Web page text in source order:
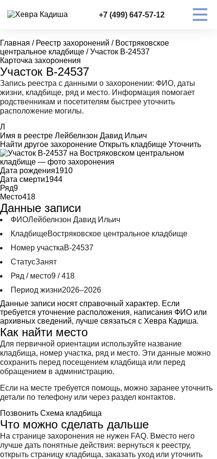
+7 (499) 647-57-12
Главная / Реестр захоронений / Востряковское
центральное кладбище / Участок В-24537
Карточка захоронения
Участок В-24537
Запись реестра с данными о захоронении: ФИО, даты
жизни, кладбище, ряд и место. Информация помогает
родственникам и посетителям быстрее уточнить
расположение могилы.
Л
Имя в реестре Лейбелнзон Давид Ильич
Найти другое захоронение Открыть кладбище Уточнить
Дата рождения1910
Дата смерти1944
Ряд9
Место418
Данные записи
ФИОЛейбелнзон Давид Ильич
КладбищеВостряковское центральное кладбище
Номер участкаВ-24537
СтатусЗанят
Ряд / место9 / 418
Период жизни2026–2026
Данные записи носят справочный характер. Если
требуется уточнение расположения, написания ФИО или
архивных сведений, лучше связаться с Хевра Кадиша.
Как найти место
Для первичной ориентации используйте название
кладбища, номер участка, ряд и место. Эти данные можно
сохранить перед посещением кладбища или перед
обращением в администрацию.
Если на месте требуется помощь, можно заранее уточнить
детали по телефону или через раздел контактов.
Позвонить Схема кладбища
Что можно сделать дальше
На странице захоронения не нужен FAQ. Вместо него
лучше дать понятные действия: вернуться к реестру,
открыть страницу кладбища, заказать уход или уточнить